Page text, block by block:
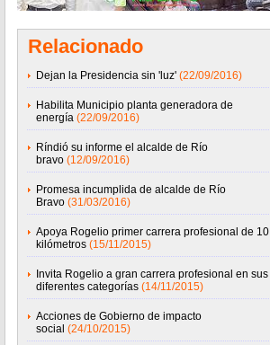
Relacionado
Dejan la Presidencia sin 'luz' (22/09/2016)
Habilita Municipio planta generadora de
energía (22/09/2016)
Ríndió su informe el alcalde de Río
bravo (12/09/2016)
Promesa incumplida de alcalde de Río
Bravo (31/03/2016)
Apoya Rogelio primer carrera profesional de 10
kilómetros (15/11/2015)
Invita Rogelio a gran carrera profesional en sus
diferentes categorías (14/11/2015)
Acciones de Gobierno de impacto
social (24/10/2015)